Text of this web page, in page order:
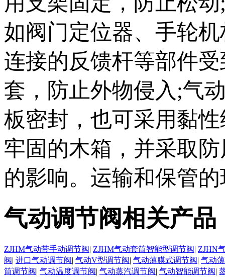
如阀门定位器、手轮
连接的反馈杆等部件
套，防止外物侵入;气
板密封，也可采用黏
牢固的木箱，并采取
的影响。运输和保管
气动调节阀相关产品
ZJHM气动带手动调节阀| ZJHM气动套筒智能型调节阀| ZJHN
阀| 进口气动调节阀| 气动V型调节阀| 气动薄膜式调节阀| 气动
筒调节阀| 气动温度调节阀| 气动蒸汽调节阀| 气动智能调节阀|